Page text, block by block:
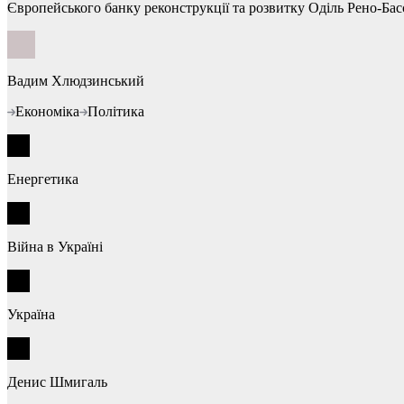
Європейського банку реконструкції та розвитку Оділь Рено-
Вадим Хлюдзинський
Економіка Політика
Енергетика
Війна в Україні
Україна
Денис Шмигаль